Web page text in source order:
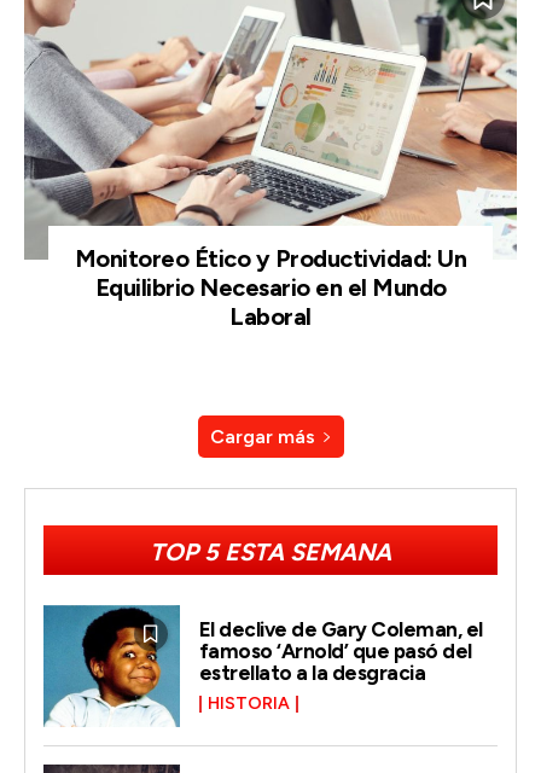
Monitoreo Ético y Productividad: Un
Equilibrio Necesario en el Mundo
Laboral
Cargar más
TOP 5 ESTA SEMANA
El declive de Gary Coleman, el
famoso ‘Arnold’ que pasó del
estrellato a la desgracia
HISTORIA